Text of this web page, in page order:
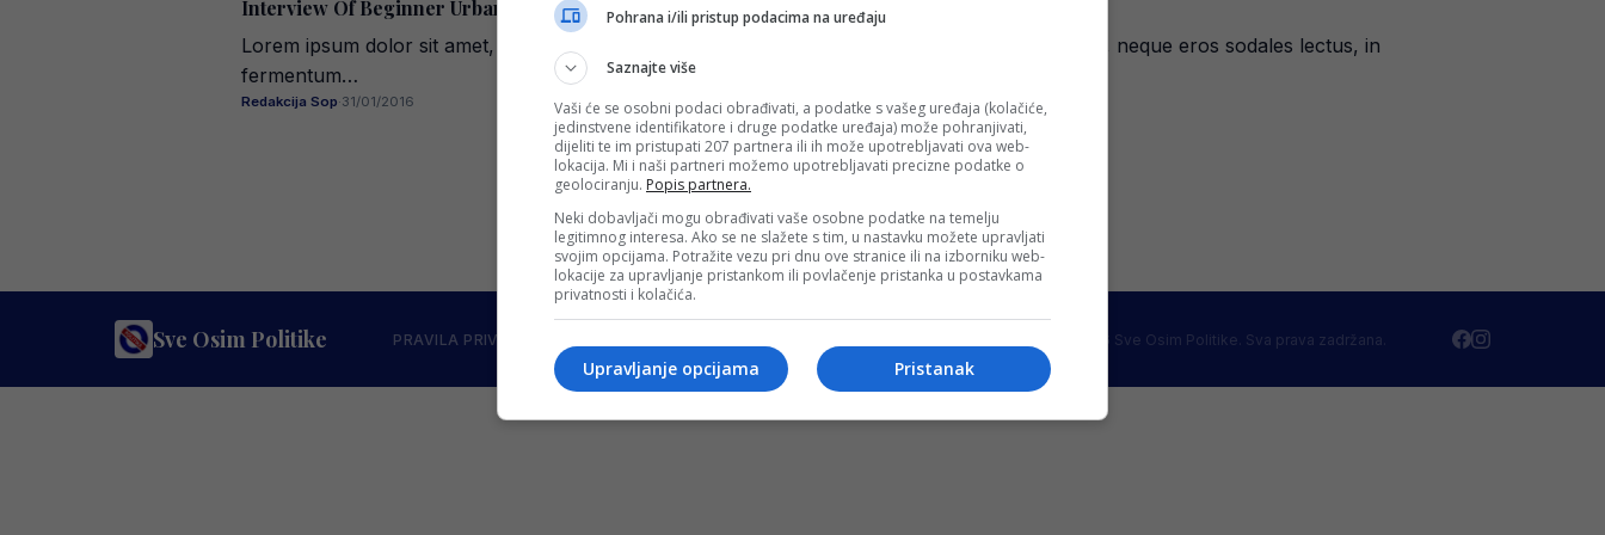
Interview Of Beginner Urban Style Model & Blog Diva
Lorem ipsum dolor sit amet, consectetur adipiscing elit. Nam laoreet, nunc et accumsan cursus, neque eros sodales lectus, in
fermentum…
Redakcija Sop·31/01/2016
Sve Osim Politike PRAVILA PRIVATNOSTI © 2026 Sve Osim Politike. Sva prava zadržana.
Pohrana i/ili pristup podacima na uređaju
Saznajte više
Vaši će se osobni podaci obrađivati, a podatke s vašeg uređaja (kolačiće,
jedinstvene identifikatore i druge podatke uređaja) može pohranjivati,
dijeliti te im pristupati 207 partnera ili ih može upotrebljavati ova web-
lokacija. Mi i naši partneri možemo upotrebljavati precizne podatke o
geolociranju. Popis partnera.
Neki dobavljači mogu obrađivati vaše osobne podatke na temelju
legitimnog interesa. Ako se ne slažete s tim, u nastavku možete upravljati
svojim opcijama. Potražite vezu pri dnu ove stranice ili na izborniku web-
lokacije za upravljanje pristankom ili povlačenje pristanka u postavkama
privatnosti i kolačića.
Pristanak
Upravljanje opcijama